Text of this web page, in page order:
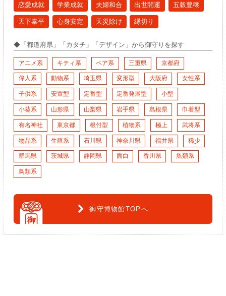
恋愛成就 学業成就 夫婦和合 出世開運 五穀豊穣
天下泰平 心身安定 天災除け 縁切り
◆「都道府県」「カタチ」「デザイン」から御守りを探す
アニメ系 キティ系 ペア系 三重県 京都府
偉人系 動物系 埼玉県 変形型 大阪府 女性系
子供系 安置型 定番型 定番発展型 小型
小葵系 山形県 山梨県 岩手県 島根県 巾着型
有名神社 東京都 根付型 植物系 極上 武将系
物品系 生殖系 石川県 神奈川県 福井県 稀少
群馬県 茨城県 静岡県 面白 香川県 魚類系
鳥類系
御守博物館TOPへ